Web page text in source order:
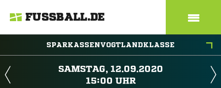
FUSSBALL.DE
SPARKASSENVOGTLANDKLASSE
 
 